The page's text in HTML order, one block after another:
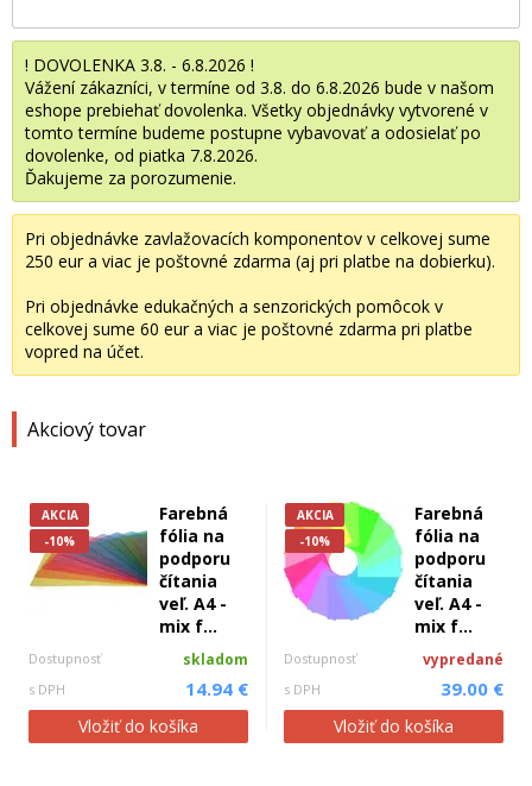
! DOVOLENKA 3.8. - 6.8.2026 !
Vážení zákazníci, v termíne od 3.8. do 6.8.2026 bude v našom
eshope prebiehať dovolenka. Všetky objednávky vytvorené v
tomto termíne budeme postupne vybavovať a odosielať po
dovolenke, od piatka 7.8.2026.
Ďakujeme za porozumenie.
Pri objednávke zavlažovacích komponentov v celkovej sume
250 eur a viac je poštovné zdarma (aj pri platbe na dobierku).
Pri objednávke edukačných a senzorických pomôcok v
celkovej sume 60 eur a viac je poštovné zdarma pri platbe
vopred na účet.
Akciový tovar
AKCIA
-10%
Farebná
fólia na
podporu
čítania
veľ. A4 -
mix f...
Dostupnosť skladom
s DPH 14.94 €
Vložiť do košíka
AKCIA
-10%
Farebná
fólia na
podporu
čítania
veľ. A4 -
mix f...
Dostupnosť vypredané
s DPH 39.00 €
Vložiť do košíka